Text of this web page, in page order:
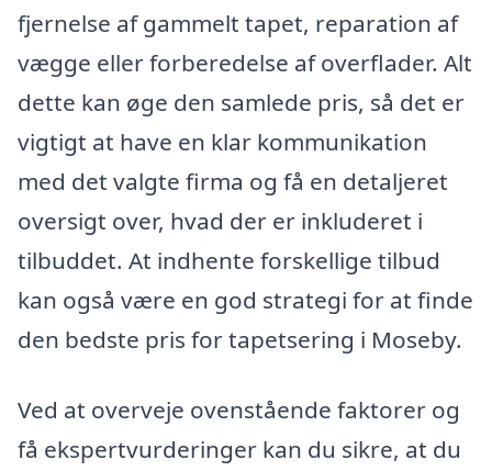
fjernelse af gammelt tapet, reparation af
vægge eller forberedelse af overflader. Alt
dette kan øge den samlede pris, så det er
vigtigt at have en klar kommunikation
med det valgte firma og få en detaljeret
oversigt over, hvad der er inkluderet i
tilbuddet. At indhente forskellige tilbud
kan også være en god strategi for at finde
den bedste pris for tapetsering i Moseby.
Ved at overveje ovenstående faktorer og
få ekspertvurderinger kan du sikre, at du